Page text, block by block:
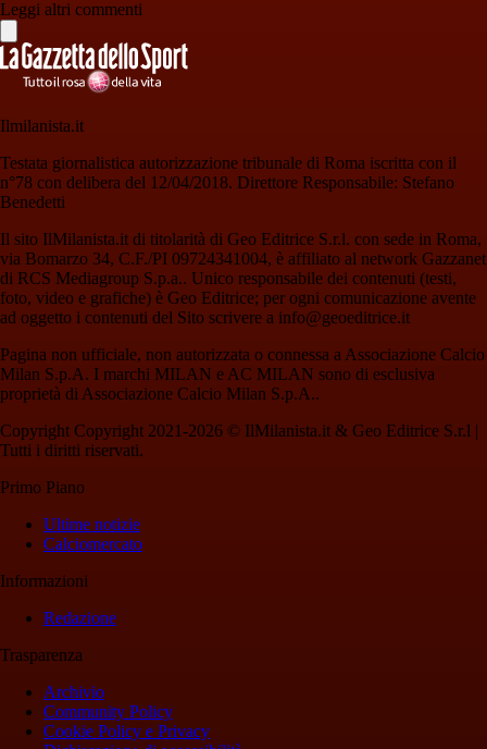
Leggi altri commenti
Ilmilanista.it
Testata giornalistica autorizzazione tribunale di Roma iscritta con il
n°78 con delibera del 12/04/2018. Direttore Responsabile: Stefano
Benedetti
Il sito IlMilanista.it di titolarità di Geo Editrice S.r.l. con sede in Roma,
via Bomarzo 34, C.F./PI 09724341004, è affiliato al network Gazzanet
di RCS Mediagroup S.p.a.. Unico responsabile dei contenuti (testi,
foto, video e grafiche) è Geo Editrice; per ogni comunicazione avente
ad oggetto i contenuti del Sito scrivere a info@geoeditrice.it
Pagina non ufficiale, non autorizzata o connessa a Associazione Calcio
Milan S.p.A. I marchi MILAN e AC MILAN sono di esclusiva
proprietà di Associazione Calcio Milan S.p.A..
Copyright Copyright 2021-2026 © IlMilanista.it & Geo Editrice S.r.l |
Tutti i diritti riservati.
Primo Piano
Ultime notizie
Calciomercato
Informazioni
Redazione
Trasparenza
Archivio
Community Policy
Cookie Policy e Privacy